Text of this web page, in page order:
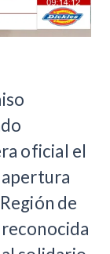
oficial el
apertura
de